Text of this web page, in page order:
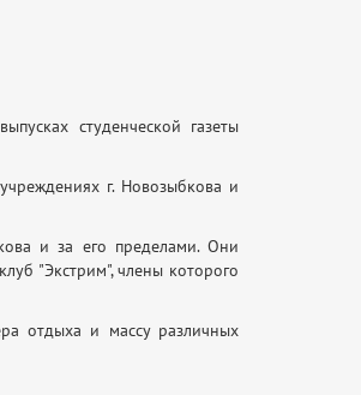
студенческой газеты
г. Новозыбкова и
и за его пределами. Они
"Экстрим", члены которого
отдыха и массу различных